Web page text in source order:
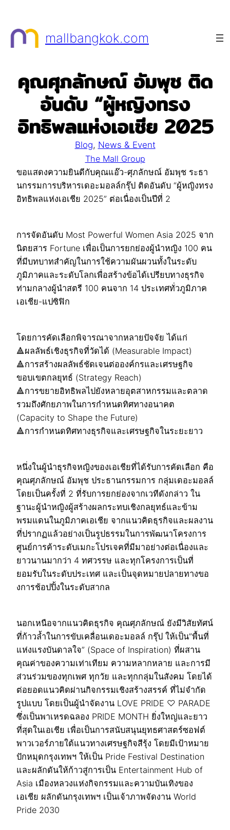
content
mallbangkok.com
คุณศุภลักษณ์ อัมพุช ติด
อันดับ “ผู้หญิงทรง
อิทธิพลแห่งเอเชีย 2025
Blog, News & Event
The Mall Group
ขอแสดงความยินดีกับคุณแอ๊ว-ศุภลักษณ์ อัมพุช ระธา
นกรรมการบริหารเดอะมอลล์กรุ๊ป ติดอันดับ “ผู้หญิงทรง
อิทธิพลแห่งเอเชีย 2025” ต่อเนื่องเป็นปีที่ 2
การจัดอันดับ Most Powerful Women Asia 2025 จาก
นิตยสาร Fortune เพื่อเป็นการยกย่องผู้นำหญิง 100 คน
ที่มีบทบาทสำคัญในการใช้ความผันผวนทั้งในระดับ
ภูมิภาคและระดับโลกเพื่อสร้างข้อได้เปรียบทางธุรกิจ
ท่ามกลางผู้นำสตรี 100 คนจาก 14 ประเทศทั่วภูมิภาค
เอเชีย-แปซิฟิก
โดยการคัดเลือกพิจารณาจากหลายปัจจัย ได้แก่
🔺ผลลัพธ์เชิงธุรกิจที่วัดได้ (Measurable Impact)
🔺การสร้างผลลัพธ์ชัดเจนต่อองค์กรและเศรษฐกิจ
ขอบเขตกลยุทธ์ (Strategy Reach)
🔺การขยายอิทธิพลไปยังหลายอุตสาหกรรมและตลาด
รวมถึงศักยภาพในการกำหนดทิศทางอนาคต
(Capacity to Shape the Future)
🔺การกำหนดทิศทางธุรกิจและเศรษฐกิจในระยะยาว
หนึ่งในผู้นำธุรกิจหญิงของเอเชียที่ได้รับการคัดเลือก คือ
คุณศุภลักษณ์ อัมพุช ประธานกรรมการ กลุ่มเดอะมอลล์
โดยเป็นครั้งที่ 2 ที่รับการยกย่องจากเวทีดังกล่าว ใน
ฐานะผู้นำหญิงผู้สร้างผลกระทบเชิงกลยุทธ์และข้าม
พรมแดนในภูมิภาคเอเชีย จากแนวคิดธุรกิจและผลงาน
ที่ปรากฏแล้วอย่างเป็นรูปธรรมในการพัฒนาโครงการ
ศูนย์การค้าระดับเมกะโปรเจคที่มีมาอย่างต่อเนื่องและ
ยาวนานมากว่า 4 ทศวรรษ และทุกโครงการเป็นที่
ยอมรับในระดับประเทศ และเป็นจุดหมายปลายทางขอ
งการช้อปปิ้งในระดับสากล
นอกเหนือจากแนวคิดธุรกิจ คุณศุภลักษณ์ ยังมีวิสัยทัศน์
ที่ก้าวล้ำในการขับเคลื่อนเดอะมอลล์ กรุ๊ป ให้เป็น”พื้นที่
แห่งแรงบันดาลใจ” (Space of Inspiration) ที่ผสาน
คุณค่าของความเท่าเทียม ความหลากหลาย และการมี
ส่วนร่วมของทุกเพศ ทุกวัย และทุกกลุ่มในสังคม โดยได้
ต่อยอดแนวคิดผ่านกิจกรรมเชิงสร้างสรรค์ ที่ไม่จำกัด
รูปแบบ โดยเป็นผู้นำจัดงาน LOVE PRIDE ♡ PARADE
ซึ่งเป็นพาเหรดฉลอง PRIDE MONTH ยิ่งใหญ่และยาว
ที่สุดในเอเชีย เพื่อเป็นการสนับสนุนยุทธศาสตร์ซอฟต์
พาวเวอร์ภายใต้แนวทางเศรษฐกิจสีรุ้ง โดยมีเป้าหมาย
ปักหมุดกรุงเทพฯ ให้เป็น Pride Festival Destination
และผลักดันให้ก้าวสู่การเป็น Entertainment Hub of
Asia เมืองหลวงแห่งกิจกรรมและความบันเทิงของ
เอเชีย ผลักดันกรุงเทพฯ เป็นเจ้าภาพจัดงาน World
Pride 2030